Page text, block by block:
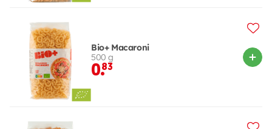
Bio+ Macaroni
500 g
0.83